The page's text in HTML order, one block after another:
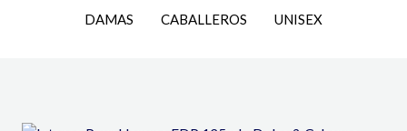
DAMAS CABALLEROS UNISEX